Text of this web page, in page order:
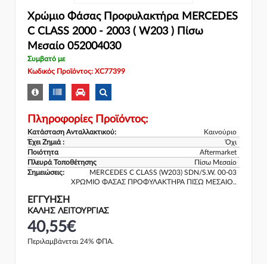
Χρώμιο Φάσας Προφυλακτήρα MERCEDES
C CLASS 2000 - 2003 ( W203 ) Πίσω
Μεσαίο 052004030
Συμβατό με
Κωδικός Προϊόντος: XC77399
Πληροφορίες Προϊόντος:
Κατάσταση Ανταλλακτικού:
Καινούριο
Έχει Ζημιά :
Όχι
Ποιότητα
Aftermarket
Πλευρά Τοποθέτησης
Πίσω Μεσαίο
Σημειώσεις:
MERCEDES C CLASS (W203) SDN/S.W. 00-03
ΧΡΩΜΙΟ ΦΑΣΑΣ ΠΡΟΦΥΛΑΚΤΗΡΑ ΠΙΣΩ ΜΕΣΑΙΟ..
ΕΓΓΎΗΣΗ
ΚΑΛΗΣ ΛΕΙΤΟΥΡΓΙΑΣ
40,55€
Περιλαμβάνεται 24% ΦΠΑ.